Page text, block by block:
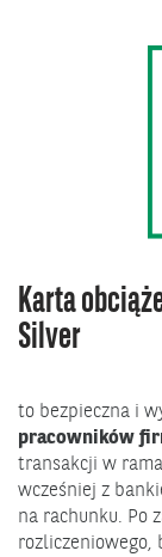
Karta
Silver
to bezpieczna i
pracowników
transakcji w
wcześniej z
na rachunku. Po
rozliczeniowego,